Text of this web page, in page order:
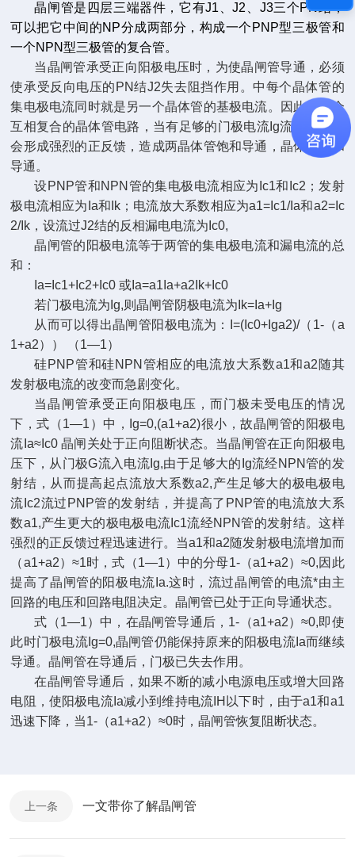
晶闸管是四层三端器件，它有J1、J2、J3三个PN结，
可以把它中间的NP分成两部分，构成一个 PNP型三极管和
一个NPN型三极管的复合管。
当晶闸管承受正向阳极电压时，为使晶闸管导通，必须
使承受反向电压的PN结J2失去阻挡作用。中每个晶体管的
集电极电流同时就是另一个晶体管的基极电流。因此，两个
互相复合的晶体管电路，当有足够的门极电流Ig流入时，就
会形成强烈的正反馈，造成两晶体管饱和导通，晶体管饱和
导通。
设PNP管和NPN管的集电极电流相应为Ic1和Ic2；发射
极电流相应为Ia和Ik；电流放大系数相应为a1=Ic1/Ia和a2=Ic
2/Ik，设流过J2结的反相漏电电流为Ic0,
晶闸管的阳极电流等于两管的集电极电流和漏电流的总
和：
Ia=Ic1+Ic2+Ic0 或Ia=a1Ia+a2Ik+Ic0
若门极电流为Ig,则晶闸管阴极电流为Ik=Ia+Ig
从而可以得出晶闸管阳极电流为：I=(Ic0+Iga2)/（1-（a
1+a2）） （1—1）
硅PNP管和硅NPN管相应的电流放大系数a1和a2随其
发射极电流的改变而急剧变化。
当晶闸管承受正向阳极电压，而门极未受电压的情况
下，式（1—1）中，Ig=0,(a1+a2)很小，故晶闸管的阳极电
流Ia≈Ic0 晶闸关处于正向阻断状态。 当晶闸管在正向阳极电
压下，从门极G流入电流Ig,由于足够大的Ig流经NPN管的发
射结，从而提高起点流放大系数a2,产生足够大的极电极电
流Ic2流过PNP管的发射结，并提高了PNP管的电流放大系
数a1,产生更大的极电极电流Ic1流经NPN管的发射结。这样
强烈的正反馈过程迅速进行。当a1和a2随发射极电流增加而
（a1+a2）≈1时，式（1—1）中的分母1-（a1+a2）≈0,因此
提高了晶闸管的阳极电流Ia.这时，流过晶闸管的电流*由主
回路的电压和回路电阻决定。晶闸管已处于正向导通状态。
式（1—1）中，在晶闸管导通后，1-（a1+a2）≈0,即使
此时门极电流Ig=0,晶闸管仍能保持原来的阳极电流Ia而继续
导通。晶闸管在导通后，门极已失去作用。
在晶闸管导通后，如果不断的减小电源电压或增大回路
电阻，使阳极电流Ia减小到维持电流IH以下时，由于a1和a1
迅速下降，当1-（a1+a2）≈0时，晶闸管恢复阻断状态。
上一条 一文带你了解晶闸管